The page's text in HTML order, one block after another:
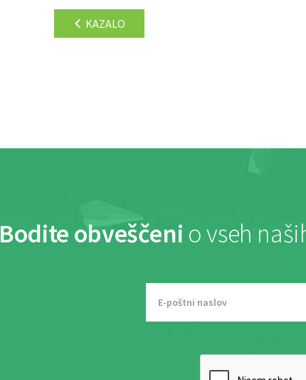
KAZALO
Bodite obveščeni o vseh